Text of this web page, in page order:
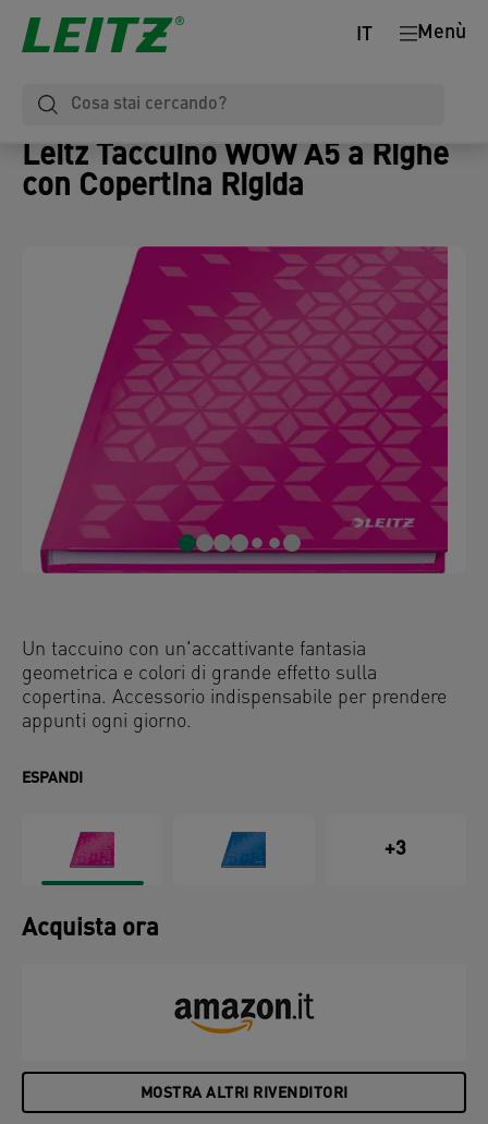
Menù
IT
Leitz Taccuino WOW A5 a Righe
con Copertina Rigida
Un taccuino con un'accattivante fantasia
geometrica e colori di grande effetto sulla
copertina. Accessorio indispensabile per prendere
appunti ogni giorno.
ESPANDI
+3
Acquista ora
MOSTRA ALTRI RIVENDITORI